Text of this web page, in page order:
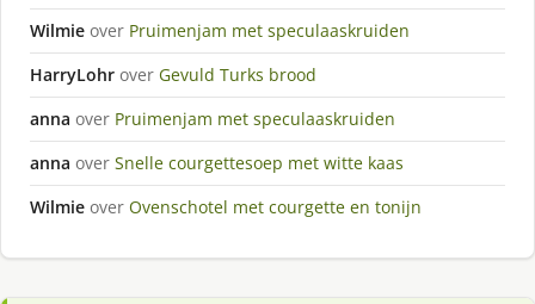
Wilmie over Pruimenjam met speculaaskruiden
HarryLohr over Gevuld Turks brood
anna over Pruimenjam met speculaaskruiden
anna over Snelle courgettesoep met witte kaas
Wilmie over Ovenschotel met courgette en tonijn